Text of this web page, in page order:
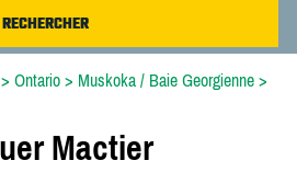
Ontario> Muskoka / Baie Georgienne>
Mactier